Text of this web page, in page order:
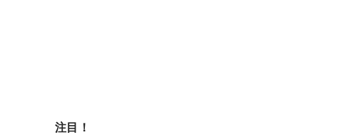
注目！